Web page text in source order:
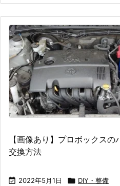
【画像あり】プロボックス
交換方法
 2022年5月1日  DIY・整備